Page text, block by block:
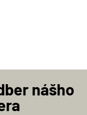
nášho